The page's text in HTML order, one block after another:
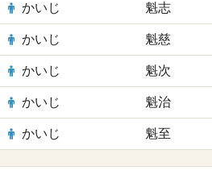
かいじ 魁志
かいじ 魁慈
かいじ 魁次
かいじ 魁治
かいじ 魁至